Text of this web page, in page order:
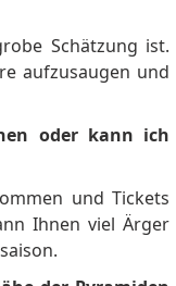
Schätzung ist.
aufzusaugen und
oder kann ich
und Tickets
Ihnen viel Ärger